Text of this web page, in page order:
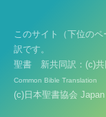
このサイト（下位の
訳です。
聖書 新共同訳：(c)共
Common Bible Translation
(c)日本聖書協会